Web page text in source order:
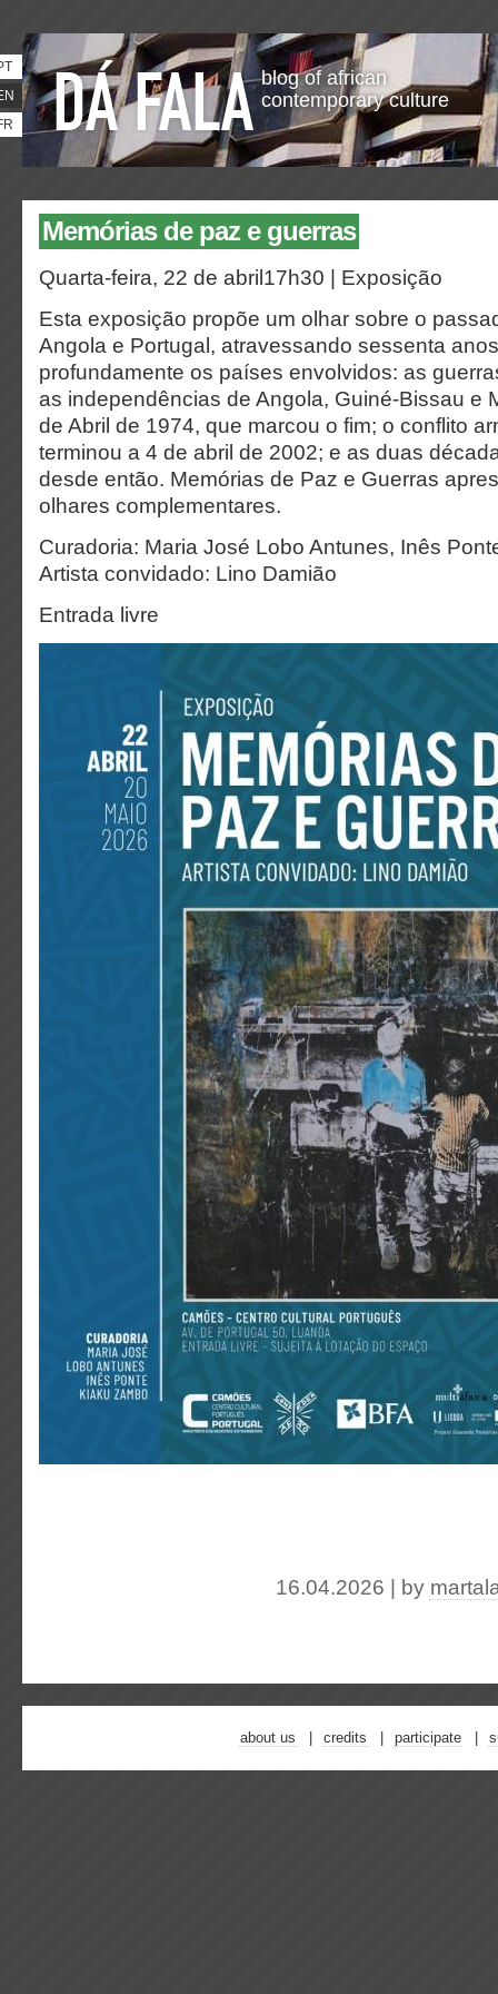
blog of african
contemporary culture
Memórias de paz e guerras
Quarta-feira, 22 de abril17h30 | Exposição
Esta exposição propõe um olhar sobre o
Angola e Portugal, atravessando sessenta
profundamente os países envolvidos: as
as independências de Angola, Guiné-Bissau e
de Abril de 1974, que marcou o fim; o conflito
terminou a 4 de abril de 2002; e as duas
desde então. Memórias de Paz e Guerras
olhares complementares.
Curadoria: Maria José Lobo Antunes, Inês
Artista convidado: Lino Damião
Entrada livre
16.04.2026 | by
about us credits participate